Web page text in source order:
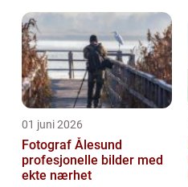
01 juni 2026
Fotograf Ålesund
profesjonelle bilder med
ekte nærhet